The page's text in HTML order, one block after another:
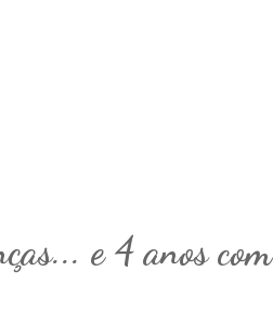
e 4 anos com